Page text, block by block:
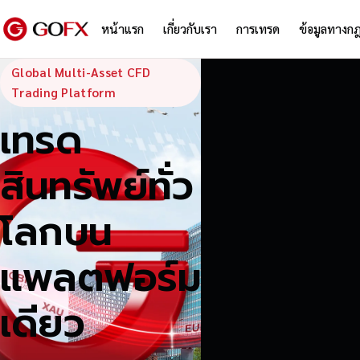
หน้าแรก เกี่ยวกับเรา การเทรด ข้อมูลทางก
GoFX —
Global Multi-Asset CFD
Trading Platform
เทรด
สินทรัพย์ทั่ว
โลกบน
แพลตฟอร์ม
เดียว